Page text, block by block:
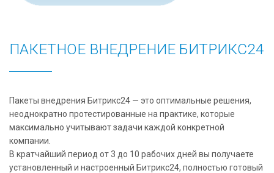
ПАКЕТНОЕ ВНЕДРЕНИЕ БИТРИКС24
Пакеты внедрения Битрикс24 — это оптимальные решения,
неоднократно протестированные на практике, которые
максимально учитывают задачи каждой конкретной
компании.
В кратчайший период от 3 до 10 рабочих дней вы получаете
установленный и настроенный Битрикс24, полностью готовый